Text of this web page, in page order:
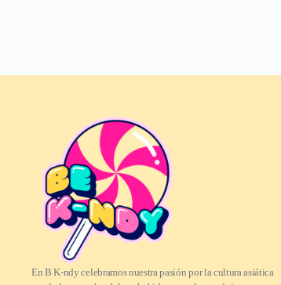
En B K-ndy celebramos nuestra pasión por la cultura asiática